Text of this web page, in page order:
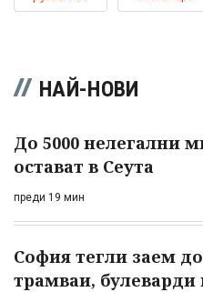
НАЙ-НОВИ
До 5000 нелегални
остават в Сеута
преди 19 мин
София тегли заем
трамваи, булеварди